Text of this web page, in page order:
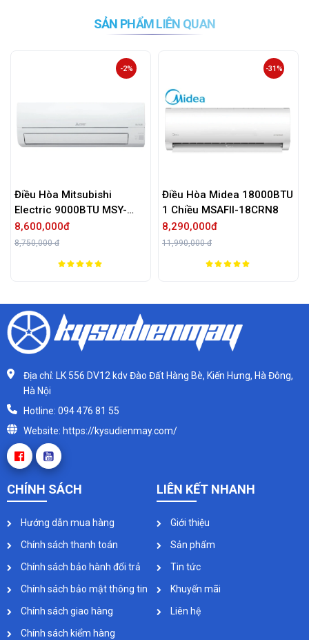
SẢN PHẨM LIÊN QUAN
Điều Hòa Mitsubishi
Electric 9000BTU MSY-
JW25VF
8,600,000đ
8,750,000 đ
-2%
Điều Hòa Midea 18000BTU
1 Chiều MSAFII-18CRN8
8,290,000đ
11,990,000 đ
-31%
Địa chỉ: LK 556 DV12 kdv Đào Đất Hàng Bè, Kiến Hưng, Hà Đông,
Hà Nội
Hotline: 094 476 81 55
Website: https://kysudienmay.com/
CHÍNH SÁCH
Hướng dẫn mua hàng
Chính sách thanh toán
Chính sách bảo hành đổi trả
Chính sách bảo mật thông tin
Chính sách giao hàng
Chính sách kiểm hàng
LIÊN KẾT NHANH
Giới thiệu
Sản phẩm
Tin tức
Khuyến mãi
Liên hệ